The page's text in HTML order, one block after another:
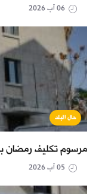
حال البلد
مرسوم تكليف رمضان